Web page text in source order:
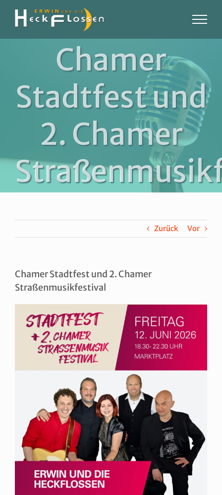
Inhalt
springen
Chamer
Stadtfest und
2. Chamer
Zurück Vor
Chamer Stadtfest und 2. Chamer
Straßenmusikfestival